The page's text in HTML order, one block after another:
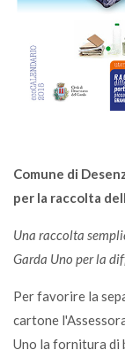
Comune di
per la raccolta
Una raccolta
Garda Uno per la
Per favorire la
cartone
Uno la fornitura di